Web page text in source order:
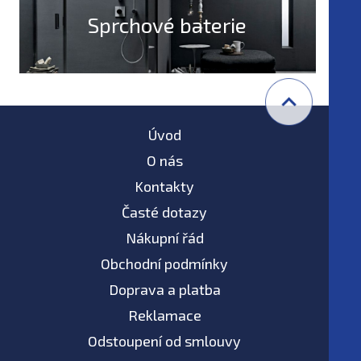
Sprchové baterie
Úvod
O nás
Kontakty
Časté dotazy
Nákupní řád
Obchodní podmínky
Doprava a platba
Reklamace
Odstoupení od smlouvy